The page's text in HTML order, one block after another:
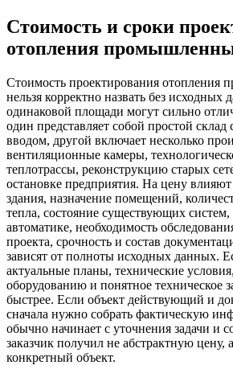
Стоимость и сроки
отопления
Стоимость проектирования отопления
нельзя корректно назвать без исходных
одинаковой площади могут сильно
один представляет собой простой
вводом, другой включает несколько
вентиляционные камеры,
теплотрассы, реконструкцию старых
остановке предприятия. На цену
здания, назначение помещений,
тепла, состояние существующих систем,
автоматике, необходимость
проекта, срочность и состав
зависят от полноты исходных данных.
актуальные планы, технические
оборудованию и понятное техническое
быстрее. Если объект действующий и
сначала нужно собрать фактическую
обычно начинает с уточнения задачи и
заказчик получил не абстрактную цену,
конкретный объект.